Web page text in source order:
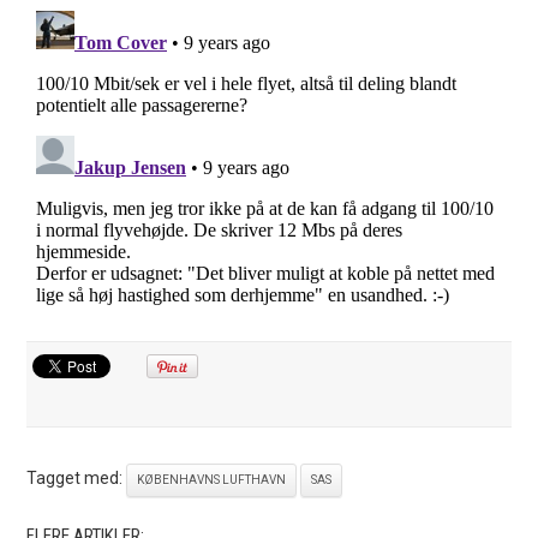
Tagget med: KØBENHAVNS LUFTHAVN SAS